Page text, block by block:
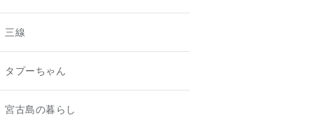
三線
タプーちゃん
宮古島の暮らし